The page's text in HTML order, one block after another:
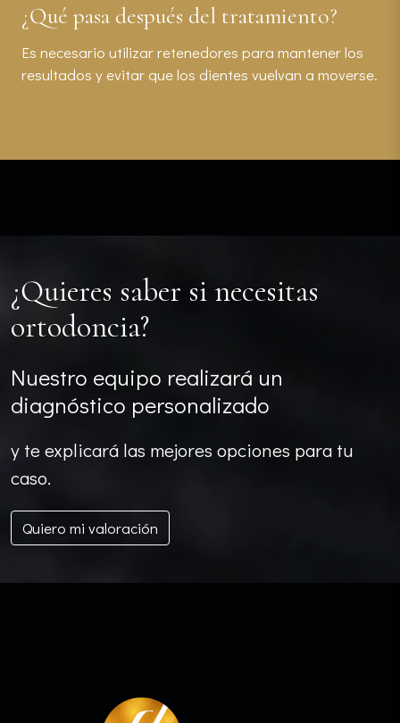
¿Qué pasa después del tratamiento?
Es necesario utilizar retenedores para mantener los
resultados y evitar que los dientes vuelvan a moverse.
¿Quieres saber si necesitas
ortodoncia?
Nuestro equipo realizará un
diagnóstico personalizado
y te explicará las mejores opciones para tu
caso.
Quiero mi valoración